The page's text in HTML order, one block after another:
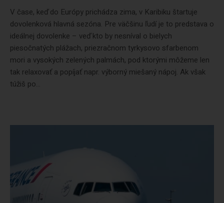
V čase, keď do Európy prichádza zima, v Karibiku štartuje
dovolenková hlavná sezóna. Pre väčšinu ľudí je to predstava o
ideálnej dovolenke – veď kto by nesníval o bielych
piesočnatých plážach, priezračnom tyrkysovo sfarbenom
mori a vysokých zelených palmách, pod ktorými môžeme len
tak relaxovať a popíjať napr. výborný miešaný nápoj. Ak však
túžiš po...